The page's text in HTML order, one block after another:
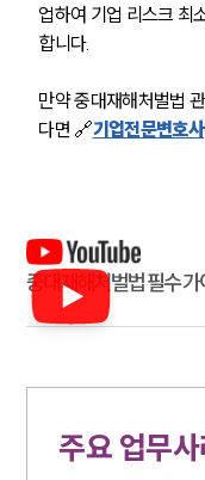
업하여 기업 리스크 최
합니다.
만약 중대재해처벌법
다면 🔗기업전문변호사
중대재해처벌법 필수
주요 업무사